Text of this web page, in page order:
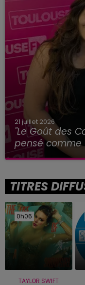
21 juillet 2026
"Le Goût des
pensé comme
TITRES
0h06
0h06
TAYLOR SWIFT